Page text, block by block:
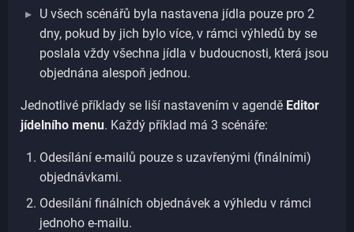
U všech scénářů byla nastavena jídla pouze pro 2
dny, pokud by jich bylo více, v rámci výhledů by se
poslala vždy všechna jídla v budoucnosti, která jsou
objednána alespoň jednou.
Jednotlivé příklady se liší nastavením v agendě Editor
jídelního menu. Každý příklad má 3 scénáře:
Odesílání e-mailů pouze s uzavřenými (finálními)
objednávkami.
Odesílání finálních objednávek a výhledu v rámci
jednoho e-mailu.